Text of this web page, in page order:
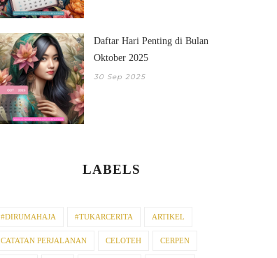
Daftar Hari Penting di Bulan
Oktober 2025
30 Sep 2025
LABELS
#DIRUMAHAJA #TUKARCERITA ARTIKEL
CATATAN PERJALANAN CELOTEH CERPEN